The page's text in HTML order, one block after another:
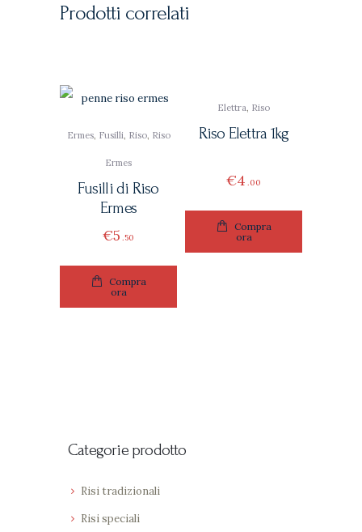
Prodotti correlati
Ermes, Fusilli, Riso, Riso
Ermes
Fusilli di Riso
Ermes
€5 50
Compra
ora
Elettra, Riso
Riso Elettra 1kg
€4 00
Compra
ora
Categorie prodotto
Risi tradizionali
Risi speciali